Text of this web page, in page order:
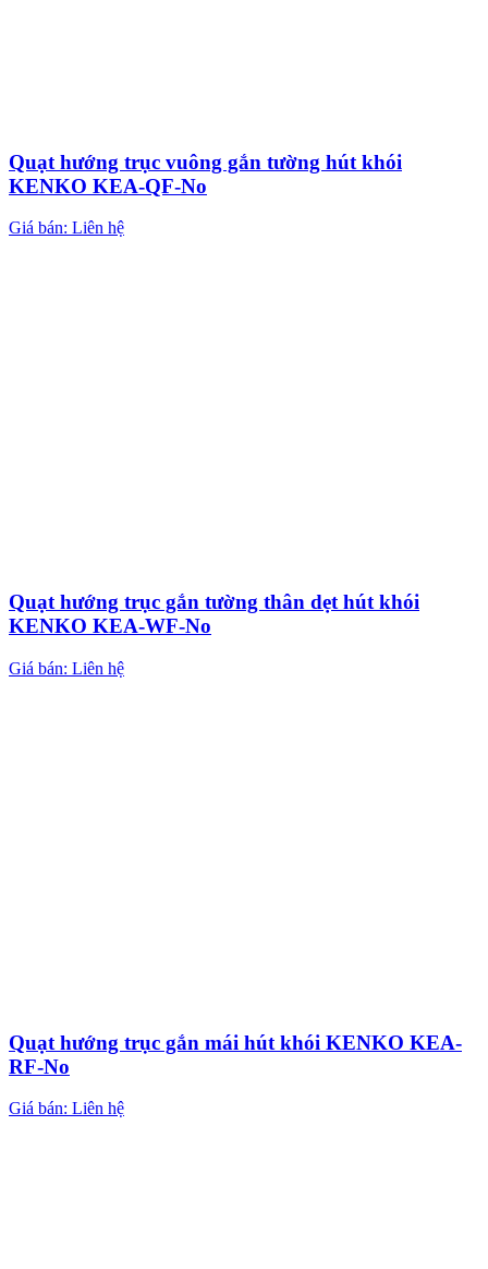
Quạt hướng trục vuông gắn tường hút khói
KENKO KEA-QF-No
Giá bán: Liên hệ
Quạt hướng trục gắn tường thân dẹt hút khói
KENKO KEA-WF-No
Giá bán: Liên hệ
Quạt hướng trục gắn mái hút khói KENKO KEA-
RF-No
Giá bán: Liên hệ